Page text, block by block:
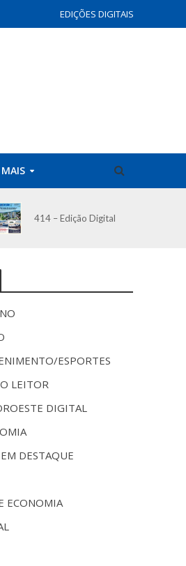
EDIÇÕES DIGITAIS
MAIS
414 – Edição Digital
ESPORTES
LEITOR
DIGITAL
DESTAQUE
ECONOMIA